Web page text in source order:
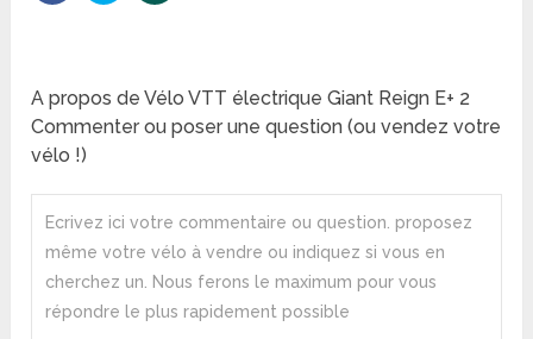
A propos de Vélo VTT électrique Giant Reign E+ 2
Commenter ou poser une question (ou vendez votre
vélo !)